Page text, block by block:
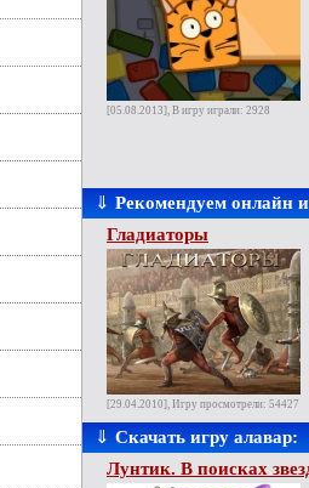
[05.08.2013], В игру играли: 2928
⇓ Рекомендуем онлайн
Гладиаторы
[29.04.2010], Игру просмотрели: 54427
⇓ Скачать игру алавар:
Лунтик. В поисках